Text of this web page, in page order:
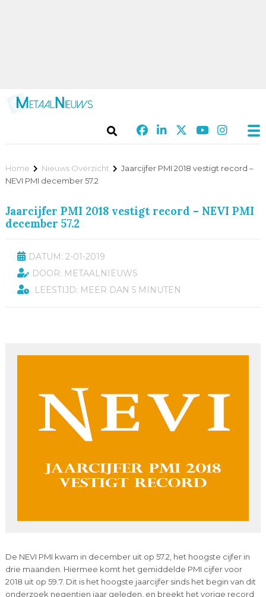
Home Nieuws Overzicht
Jaarcijfer PMI 2018 vestigt record –
NEVI PMI december 57.2
Jaarcijfer PMI 2018 vestigt record – NEVI PMI
december 57.2
DATUM: 2-01-2019
DOOR: METAALNIEUWS
LEESTIJD: MEER DAN 5 MINUTEN
De NEVI PMI kwam in december uit op 57.2, het hoogste cijfer in
drie maanden. Hiermee komt het gemiddelde PMI cijfer voor
2018 uit op 59.7. Dit is het hoogste jaarcijfer sinds het begin van dit
onderzoek negentien jaar geleden, en breekt het vorige record